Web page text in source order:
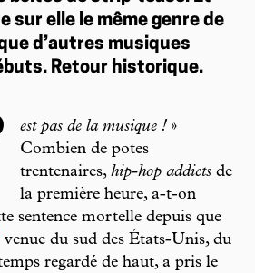
sur elle le même genre de
d’autres musiques
Retour historique.
est pas de la musique ! »
Combien de potes
trentenaires, hip-hop addicts de
la première heure, a-t-on
sentence mortelle depuis que
venue du sud des États-Unis, du
regardé de haut, a pris le